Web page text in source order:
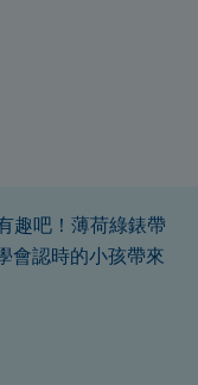
趣吧！薄荷綠錶帶
會認時的小孩帶來